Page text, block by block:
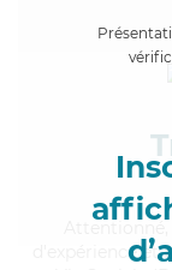
d'expérience et